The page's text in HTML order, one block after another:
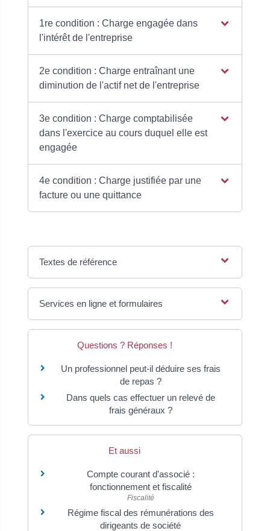
1re condition : Charge engagée dans
l'intérêt de l'entreprise
2e condition : Charge entraînant une
diminution de l'actif net de l'entreprise
3e condition : Charge comptabilisée
dans l'exercice au cours duquel elle est
engagée
4e condition : Charge justifiée par une
facture ou une quittance
Textes de référence
Services en ligne et formulaires
Questions ? Réponses !
Un professionnel peut-il déduire ses frais
de repas ?
Dans quels cas effectuer un relevé de
frais généraux ?
Et aussi
Compte courant d'associé :
fonctionnement et fiscalité
Fiscalité
Régime fiscal des rémunérations des
dirigeants de société